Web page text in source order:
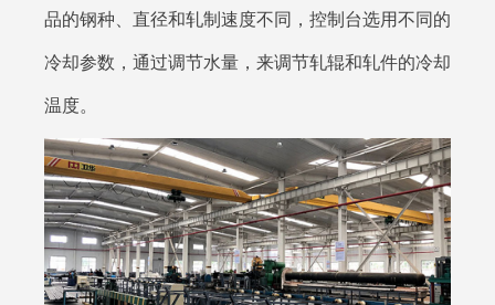
品的钢种、直径和轧制速度不同，控制台选用不同的
冷却参数，通过调节水量，来调节轧辊和轧件的冷却
温度。